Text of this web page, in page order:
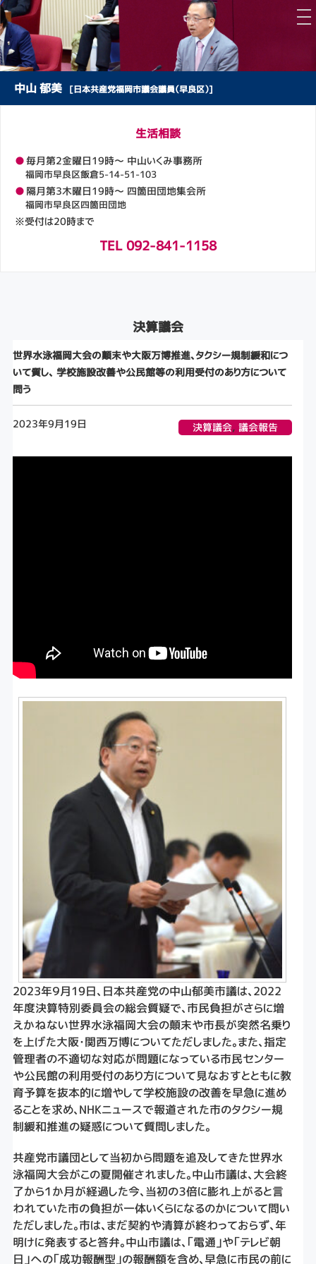
中山 郁美 [日本共産党福岡市議会議員（早良区）]
生活相談
●毎月第2金曜日19時～ 中山いくみ事務所
福岡市早良区飯倉5-14-51-103
● 隔月第3木曜日19時～ 四箇田団地集会所
福岡市早良区四箇田団地
※受付は20時まで
TEL 092-841-1158
決算議会
世界水泳福岡大会の顛末や大阪万博推進、タクシー規制緩和につ
いて質し、 学校施設改善や公民館等の利用受付のあり方について
問う
2023年9月19日 決算議会, 議会報告
2023年９月19日、日本共産党の中山郁美市議は、2022
年度決算特別委員会の総会質疑で、市民負担がさらに増
えかねない世界水泳福岡大会の顛末や市長が突然名乗り
を上げた大阪・関西万博についてただしました。また、指定
管理者の不適切な対応が問題になっている市民センター
や公民館の利用受付のあり方について見なおすとともに教
育予算を抜本的に増やして学校施設の改善を早急に進め
ることを求め、NHKニュースで報道された市のタクシー規
制緩和推進の疑惑について質問しました。
共産党市議団として当初から問題を追及してきた世界水
泳福岡大会がこの夏開催されました。中山市議は、大会終
了から１か月が経過した今、当初の３倍に膨れ上がると言
われていた市の負担が一体いくらになるのかについて問い
ただしました。市は、まだ契約や清算が終わっておらず、年
明けに発表すると答弁。中山市議は、「電通」や「テレビ朝
日」への「成功報酬型」の報酬額を含め、早急に市民の前に